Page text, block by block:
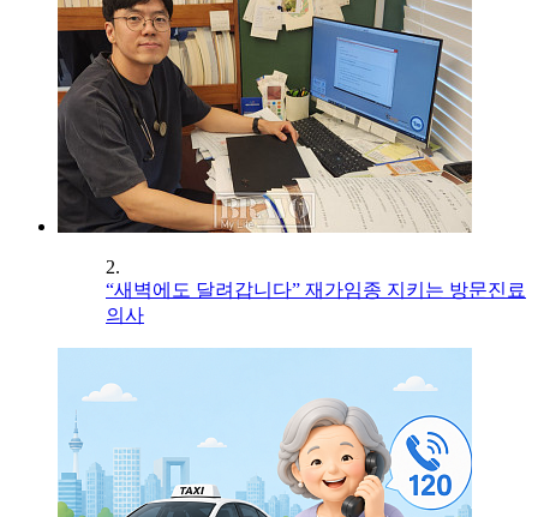
2.
“새벽에도 달려갑니다” 재가임종 지키는 방문진료
의사